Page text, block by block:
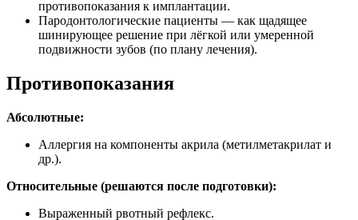
противопоказания к имплантации.
Пародонтологические пациенты — как щадящее
шинирующее решение при лёгкой или умеренной
подвижности зубов (по плану лечения).
Противопоказания
Абсолютные:
Аллергия на компоненты акрила (метилметакрилат и
др.).
Относительные (решаются после подготовки):
Выраженный рвотный рефлекс.